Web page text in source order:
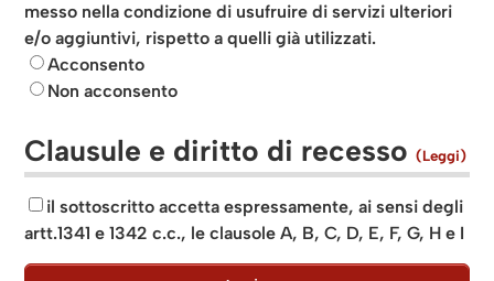
messo nella condizione di usufruire di servizi ulteriori
e/o aggiuntivi, rispetto a quelli già utilizzati.
Acconsento
Non acconsento
Clausule e diritto di recesso(Leggi)
il sottoscritto accetta espressamente, ai sensi degli
artt.1341 e 1342 c.c., le clausoleA, B, C, D, E, F, G, H e I